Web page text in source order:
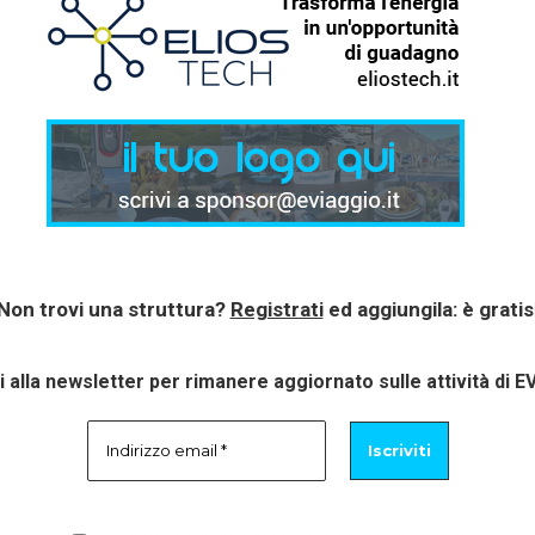
trovi una struttura? Registratied aggiungila: è
alla newsletter per rimanere aggiornato sulle attività di